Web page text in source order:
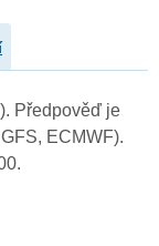
Předpověď je
ECMWF).